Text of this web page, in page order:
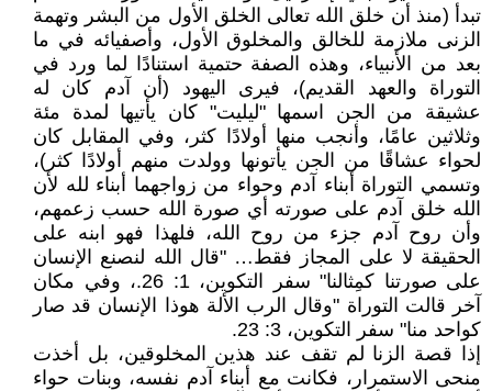
تبدأ (منذ أن خلق الله تعالى الخلق الأول من البشر وتهمة
الزنى ملازمة للخالق والمخلوق الأول، وأصفيائه في ما
بعد من الأنبياء، وهذه الصفة حتمية استنادًا لما ورد في
التوراة والعهد القديم)، فيرى اليهود (أن آدم كان له
عشيقة من الجن اسمها "ليليت" كان يأتيها لمدة مئة
وثلاثين عامًا، وأنجب منها أولادًا كثر، وفي المقابل كان
لحواء عشاقًا من الجن يأتونها وولدت منهم أولادًا كثر)،
وتسمي التوراة أبناء آدم وحواء من زواجهما أبناء لله لأن
الله خلق آدم على صورته أي صورة الله حسب زعمهم،
وأن روح آدم جزء من روح الله، فلهذا فهو ابنه على
الحقيقة لا على المجاز فقط… "قال الله لنصنع الإنسان
على صورتنا كمِثالنا" سفر التكوين، 1: 26.، وفي مكان
آخر قالت التوراة "وقال الرب الألة هوذا الإنسان قد صار
كواحد منا" سفر التكوين، 3: 23.
إذا قصة الزنا لم تقف عند هذين المخلوقين، بل أخذت
منحى الاستمرار، فكانت مع أبناء آدم نفسه، وبنات حواء